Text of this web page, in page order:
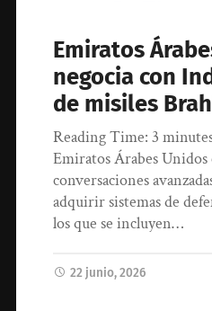
Emiratos
negocia con
de misiles
Reading Time:3
Emiratos Árabes Unidos
conversaciones
adquirir sistemas de
los que se incluyen…
22 junio, 2026